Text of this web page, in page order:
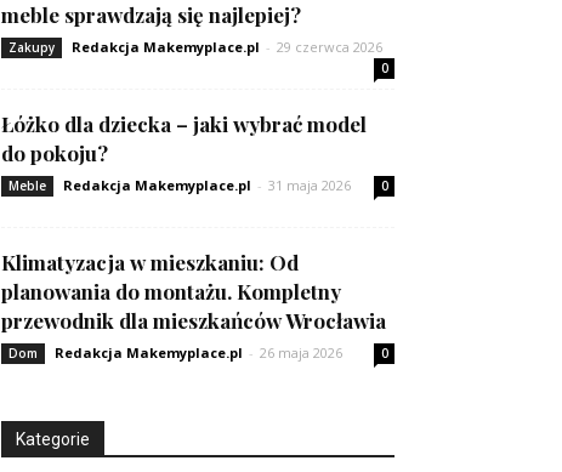
meble sprawdzają się najlepiej?
Zakupy Redakcja Makemyplace.pl - 29 czerwca 2026
0
Łóżko dla dziecka – jaki wybrać model
do pokoju?
Meble Redakcja Makemyplace.pl - 31 maja 2026 0
Klimatyzacja w mieszkaniu: Od
planowania do montażu. Kompletny
przewodnik dla mieszkańców Wrocławia
Dom Redakcja Makemyplace.pl - 26 maja 2026 0
Kategorie